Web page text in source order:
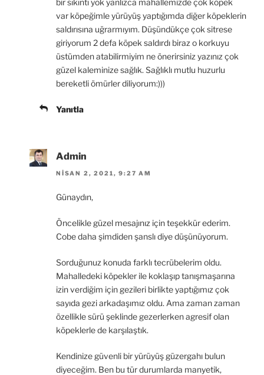
bir sıkıntı yok yanlızca mahallemizde çok köpek
var köpeğimle yürüyüş yaptığımda diğer köpeklerin
saldırısına uğrarmıyım. Düşündükçe çok sitrese
giriyorum 2 defa köpek saldırdı biraz o korkuyu
üstümden atabilirmiyim ne önerirsiniz yazınız çok
güzel kaleminize sağlık. Sağlıklı mutlu huzurlu
bereketli ömürler diliyorum:)))
Yanıtla
Admin
NISAN 2, 2021, 9:27 AM
Günaydın,
Öncelikle güzel mesajınız için teşekkür ederim.
Cobe daha şimdiden şanslı diye düşünüyorum.
Sorduğunuz konuda farklı tecrübelerim oldu.
Mahalledeki köpekler ile koklaşıp tanışmaşarına
izin verdiğim için gezileri birlikte yaptığımız çok
sayıda gezi arkadaşımız oldu. Ama zaman zaman
özellikle sürü şeklinde gezerlerken agresif olan
köpeklerle de karşılaştık.
Kendinize güvenli bir yürüyüş güzergahı bulun
diyeceğim. Ben bu tür durumlarda manyetik,